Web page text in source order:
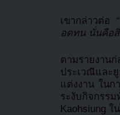
เขากล่าวต่อ
อดทน นั่นคือสิ่
ตามรายงาน
ประเวณีและ
แต่งงาน ในก
ระงับกิจกรร
Kaohsiung ใ